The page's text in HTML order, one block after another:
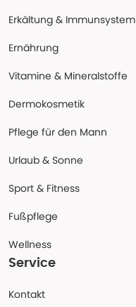
Erkältung & Immunsystem
Ernährung
Vitamine & Mineralstoffe
Dermokosmetik
Pflege für den Mann
Urlaub & Sonne
Sport & Fitness
Fußpflege
Wellness
Service
Kontakt